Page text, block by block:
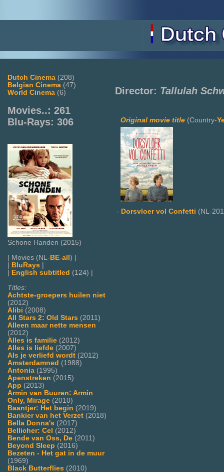
Dutch Cinema (208)
Belgian Cinema (47)
World Cinema (6)
Movies..: 261
Blu-Rays: 306
Schone Handen (2015)
| Movies (NL-BE-all) |
| BluRays |
| English subtitled (124) |
Titles:
Achtste-groepers huilen niet
(2012)
Alibi (2008)
All Stars 2: Old Stars (2011)
Alleen maar nette mensen
(2012)
Alles is familie (2012)
Alles is liefde (2007)
Als je verliefd wordt (2012)
Amsterdamned (1988)
Antonia (1995)
Apenstreken (2015)
App (2013)
Armin van Buuren: Armin
Only, Mirage (2010)
Baantjer: Het begin (2019)
Bankier van het Verzet (2018)
Bella Donna's (2017)
Bellicher: Cel (2012)
Bende van Oss, De (2011)
Beyond Sleep (2016)
Bezeten - Het gat in de muur
(1969)
Black Butterflies (2010)
Director: Tallulah
Original movie title (Country-
- Dorsvloer vol Confetti (NL-